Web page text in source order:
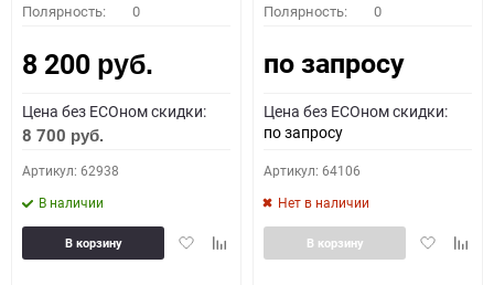
Полярность: 0
8 200 руб.
Цена без ECOном скидки:
8 700 руб.
Артикул: 62938
В наличии
ДобавитьДобавить
В корзину
Полярность: 0
по запросу
Цена без ECOном скидки:
по запросу
Артикул: 64106
Нет в наличии
Добавить
В корзину